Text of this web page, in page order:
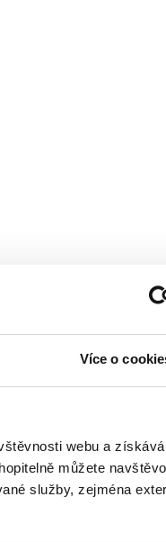
Více o
webu a
můžete
služby, zejména